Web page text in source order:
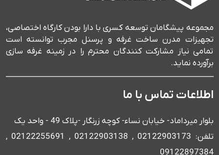
مجموعه پیشگامان توسعه کسری با دارا بودن کارگاه اختصاصی،
تجهیزات مدرن ساخت غرفه و پرسنل مجرب توانسته است
تمامی نیاز مشارکت کنندگان محترم را در زمینه غرفه سازی
برآورده نماید.
اطلاعات تماس با ما
بلوار میرداماد- خیابان نساء- کوچه زرنگار -پلاک 49 - واحد یک
تلفن: 02122903173 , 02122903138 , 02122255691 ,
09122897384